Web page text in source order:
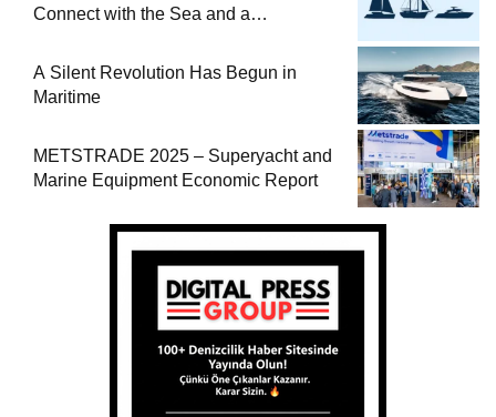
Connect with the Sea and a
A Silent Revolution Has Begun in
Maritime
METSTRADE 2025 – Superyacht and
Marine Equipment Economic Report